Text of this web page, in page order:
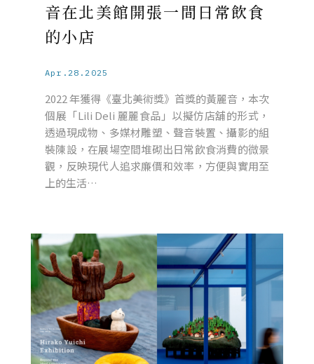
音在北美館開張一間日常飲食
的小店
Apr.28.2025
2022 年獲得《臺北美術獎》首獎的黃麗音，本次
個展「Lili Deli 麗麗食品」以擬仿店舖的形式，
透過現成物、多媒材雕塑、聲音裝置、攝影的組
裝陳設，在展場空間堆砌出日常飲食消費的微景
觀，反映現代人追求廉價和效率，方便與實用至
上的生活…